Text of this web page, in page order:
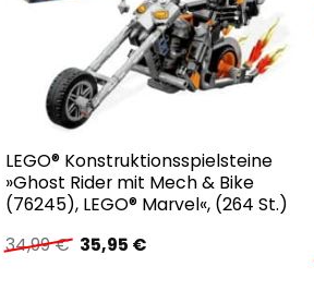
LEGO® Konstruktionsspielsteine
»Ghost Rider mit Mech & Bike
(76245), LEGO® Marvel«, (264 St.)
34,99€ Ursprünglicher
Preis
35,95 €Aktueller